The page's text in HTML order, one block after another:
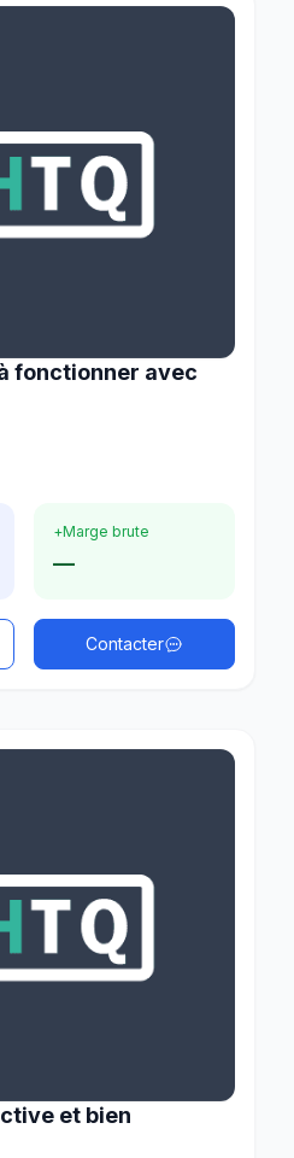
fonctionner avec
+Marge brute
—
Contacter
et bien